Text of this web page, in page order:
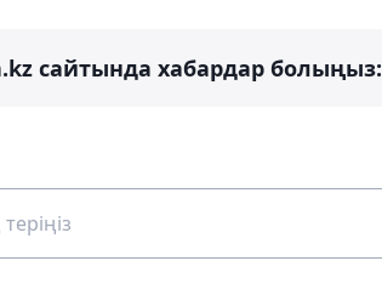
сайтында хабардар болыңыз: